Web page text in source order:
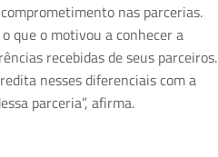
nas parcerias.
que o motivou a conhecer a
recebidas de seus parceiros.
nesses diferenciais com a
parceria”, afirma.